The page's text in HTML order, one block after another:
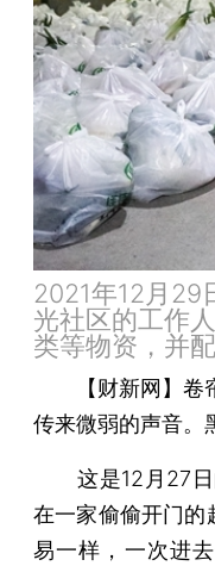
2021年12月29
光社区的工作
类等物资，并
【财新网】 卷
传来微弱的声音。
这是12月27日
在一家偷偷开门的
易一样，一次进